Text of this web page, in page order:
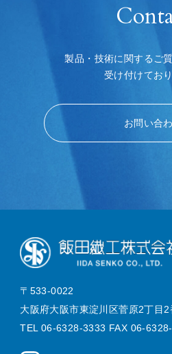
製品・技術に関するご
受け付けており
お問い合
〒533-0022
大阪府大阪市東淀川区菅原2丁目
TEL 06-6328-3333 FAX 06-6328-